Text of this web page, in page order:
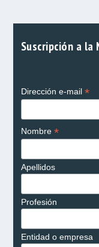
Suscripción a la
Dirección e-mail *
Nombre *
Apellidos
Profesión
Entidad o empresa